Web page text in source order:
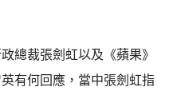
總裁張劍虹以及《蘋果》
有何回應，當中張劍虹指